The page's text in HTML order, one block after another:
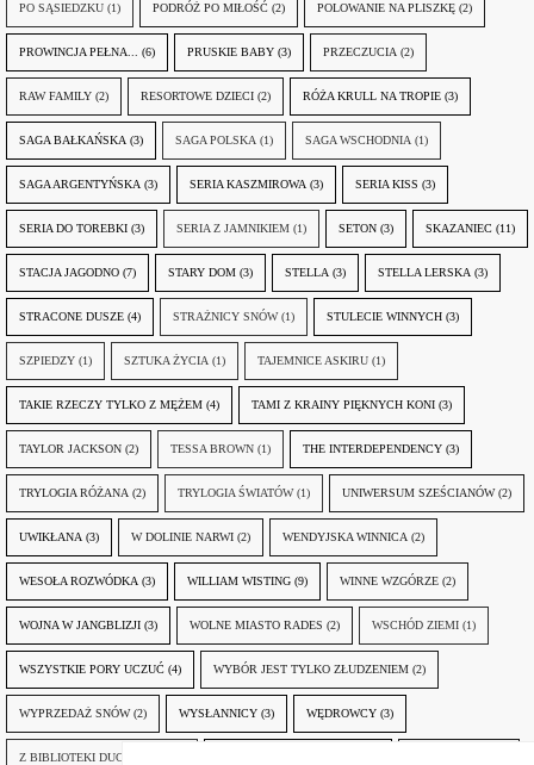
PO SĄSIEDZKU (1) PODRÓŻ PO MIŁOŚĆ (2) POLOWANIE NA PLISZKĘ (2)
PROWINCJA PEŁNA... (6) PRUSKIE BABY (3) PRZECZUCIA (2)
RAW FAMILY (2) RESORTOWE DZIECI (2) RÓŻA KRULL NA TROPIE (3)
SAGA BAŁKAŃSKA (3) SAGA POLSKA (1) SAGA WSCHODNIA (1)
SAGA ARGENTYŃSKA (3) SERIA KASZMIROWA (3) SERIA KISS (3)
SERIA DO TOREBKI (3) SERIA Z JAMNIKIEM (1) SETON (3) SKAZANIEC (11)
STACJA JAGODNO (7) STARY DOM (3) STELLA (3) STELLA LERSKA (3)
STRACONE DUSZE (4) STRAŻNICY SNÓW (1) STULECIE WINNYCH (3)
SZPIEDZY (1) SZTUKA ŻYCIA (1) TAJEMNICE ASKIRU (1)
TAKIE RZECZY TYLKO Z MĘŻEM (4) TAMI Z KRAINY PIĘKNYCH KONI (3)
TAYLOR JACKSON (2) TESSA BROWN (1) THE INTERDEPENDENCY (3)
TRYLOGIA RÓŻANA (2) TRYLOGIA ŚWIATÓW (1) UNIWERSUM SZEŚCIANÓW (2)
UWIKŁANA (3) W DOLINIE NARWI (2) WENDYJSKA WINNICA (2)
WESOŁA ROZWÓDKA (3) WILLIAM WISTING (9) WINNE WZGÓRZE (2)
WOJNA W JANGBLIZJI (3) WOLNE MIASTO RADES (2) WSCHÓD ZIEMI (1)
WSZYSTKIE PORY UCZUĆ (4) WYBÓR JEST TYLKO ZŁUDZENIEM (2)
WYPRZEDAŻ SNÓW (2) WYSŁANNICY (3) WĘDROWCY (3)
Z BIBLIOTEKI DUCHA GÓR